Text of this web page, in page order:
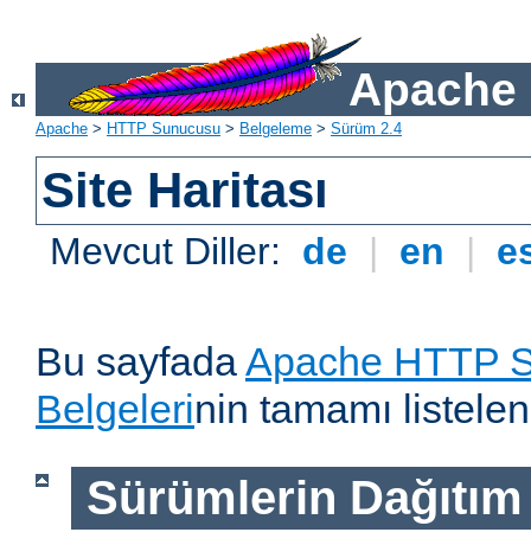
Apache
Apache > HTTP Sunucusu > Belgeleme > Sürüm 2.4
Site Haritası
Mevcut Diller: de | en |
Bu sayfadaApache HTTP
Belgelerinin tamamı
Sürümlerin